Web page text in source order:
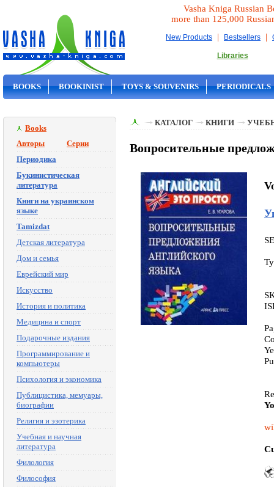
Vasha Kniga Russian
more than 125,000
New Products | Bestsellers |
Libraries
BOOKS BOOKINIST TOYS & SOUVENIRS PERIODICALS
Books
Авторы
Серии
Периодика
Букинистическая
литература
Книги на украинском
языке
Tamizdat
Детская литература
Дом и семья
Еврейский мир
Искусство
История и политика
Медицина и спорт
Подарочные издания
Программирование и
компьютеры
Психология и экономика
Публицистика, мемуары,
биографии
Религия и эзотерика
Учебная и научная
литература
Филология
Философия
КАТАЛОГ КНИГИ
Вопросительные